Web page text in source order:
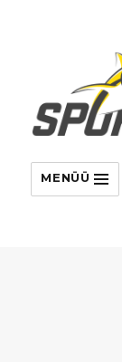
MENÜÜ